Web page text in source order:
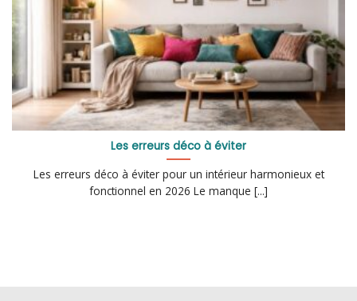
Les erreurs déco à éviter
Les erreurs déco à éviter pour un intérieur harmonieux et
fonctionnel en 2026 Le manque [...]